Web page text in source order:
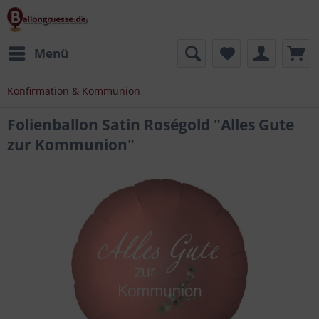
Menü
Konfirmation & Kommunion
Folienballon Satin Roségold "Alles Gute
zur Kommunion"